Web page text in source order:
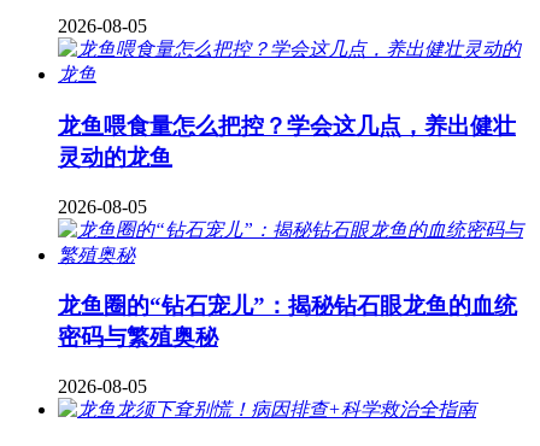
2026-08-05
龙鱼喂食量怎么把控？学会这几点，养出健壮
灵动的龙鱼
2026-08-05
龙鱼圈的“钻石宠儿”：揭秘钻石眼龙鱼的血统
密码与繁殖奥秘
2026-08-05